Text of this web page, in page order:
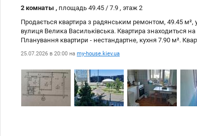
2 комнаты , площадь 49.45 / 7.9 , этаж 2
Продається квартира з радянським ремонтом, 49.45 м²,
вулиця Велика Васильківська. Квартира знаходиться на
Планування квартири - нестандартне, кухня 7.90 м².
разом з побутовою технікою (варильна панель,
машина) та меблями. У санвузлі є ремонт. Додатковою
25.07.2026 в 20:00 на my-house.kiev.ua